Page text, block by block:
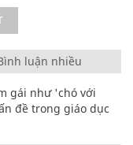
luận nhiều
gái như 'chó với
đề trong giáo dục